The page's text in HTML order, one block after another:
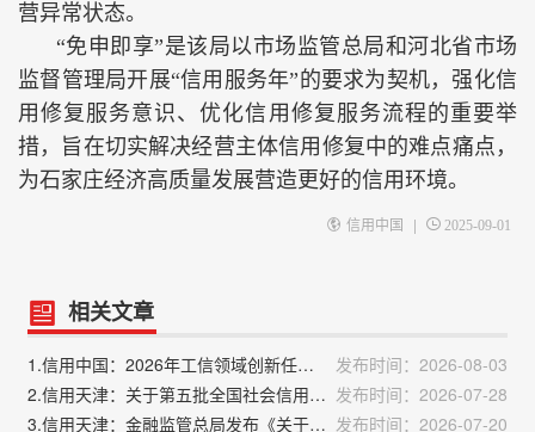
营异常状态。
“免申即享”是该局以市场监管总局和河北省市场
监督管理局开展“信用服务年”的要求为契机，强化信
用修复服务意识、优化信用修复服务流程的重要举
措，旨在切实解决经营主体信用修复中的难点痛点，
为石家庄经济高质量发展营造更好的信用环境。
信用中国 | 2025-09-01
相关文章
1.信用中国：2026年工信领域创新任务揭榜挂帅工作启动
发布时间：2026-08-03
2.信用天津：关于第五批全国社会信用体系建设示范区名单的公示 发布时间：2026-07-28
3.信用天津：金融监管总局发布《关于严重失信主体名单管理的规定（试行）》 发布时间：2026-07-20